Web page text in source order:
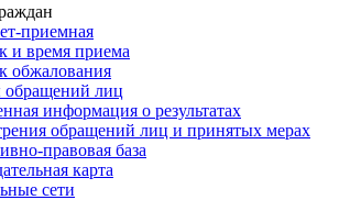
приемная
и время приема
обжалования
лиц
информация о результатах
обращений лиц и принятых мерах
правовая база
карта
сети